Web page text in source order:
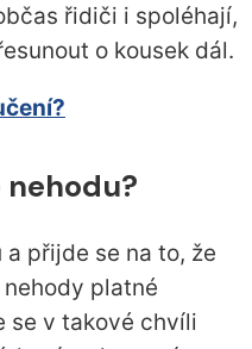
řidiči i spoléhají,
o kousek dál.
a přijde se na to, že
platné
se v takové chvíli